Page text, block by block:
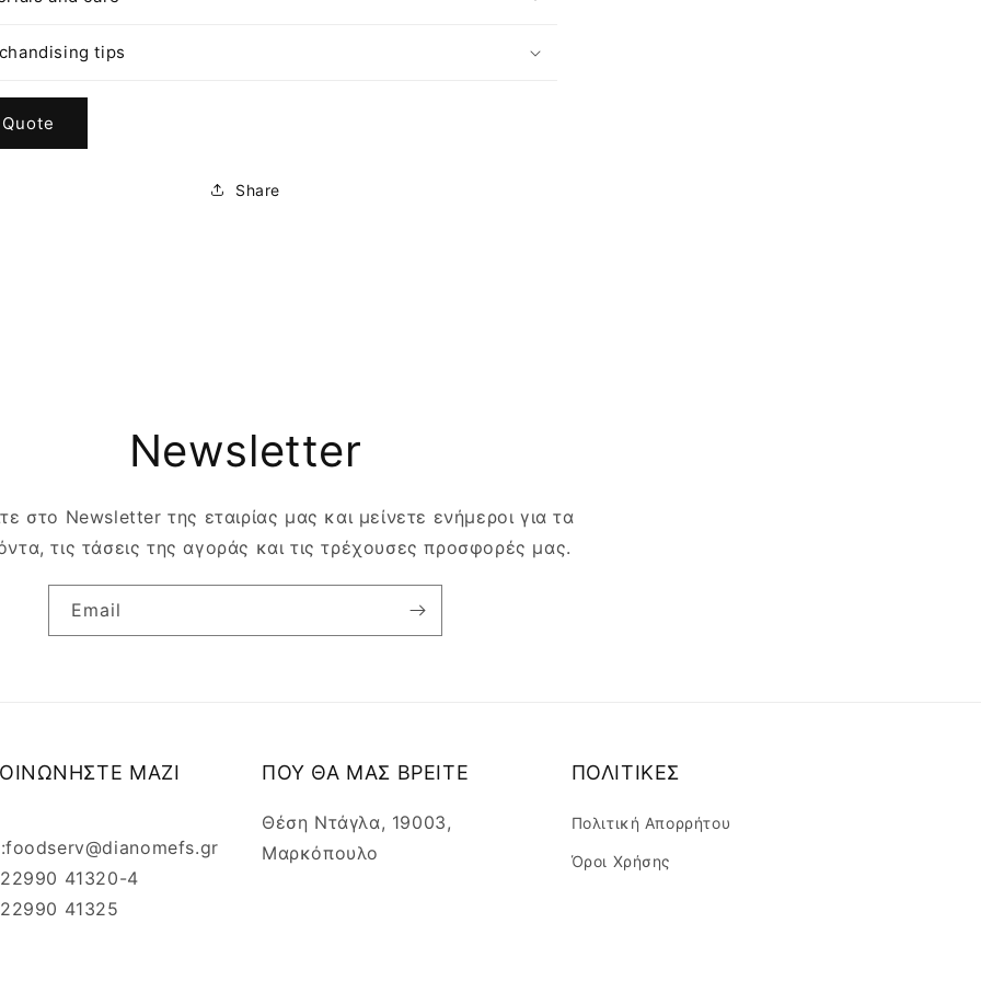
tips
Share
Newsletter
στο Newsletter της εταιρίας μας και μείνετε ενήμεροι για τα
τις τάσεις της αγοράς και τις τρέχουσες προσφορές μας.
Email
ΜΑΖΙ
41320-4
41325
ΠΟΥ ΘΑ ΜΑΣ ΒΡΕΙΤΕ
Θέση Ντάγλα, 19003,
Μαρκόπουλο
ΠΟΛΙΤΙΚΕΣ
Πολιτική Απορρήτου
Όροι Χρήσης